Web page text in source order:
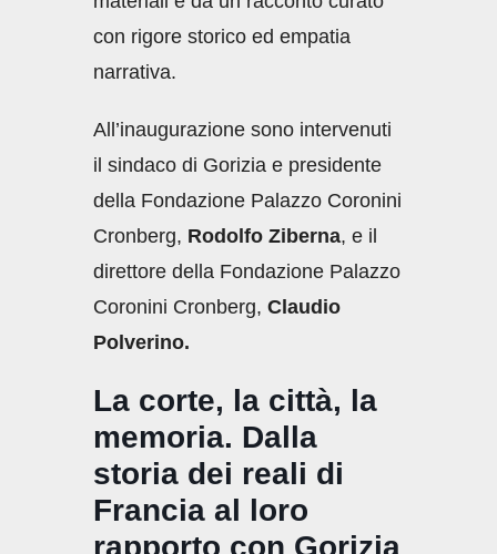
con rigore storico ed empatia
narrativa.
All’inaugurazione sono intervenuti
il sindaco di Gorizia e presidente
della Fondazione Palazzo Coronini
Cronberg, Rodolfo Ziberna, e il
direttore della Fondazione Palazzo
Coronini Cronberg, Claudio
Polverino.
La corte, la città, la
memoria. Dalla
storia dei reali di
Francia al loro
rapporto con Gorizia